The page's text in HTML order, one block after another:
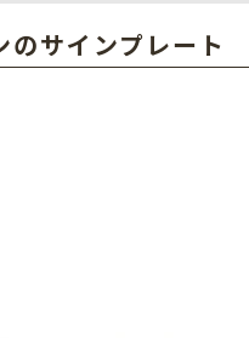
サインプレート